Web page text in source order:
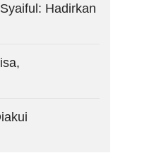
Hadirkan